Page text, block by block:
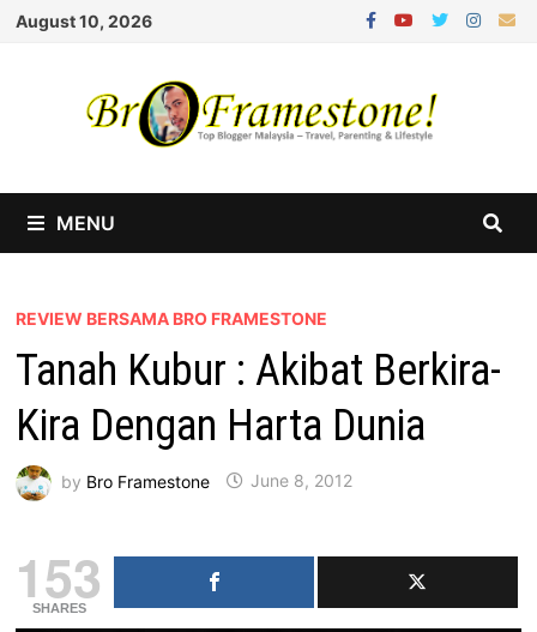
Skip
August 10, 2026
MENU
REVIEW BERSAMA BRO FRAMESTONE
Tanah Kubur : Akibat Berkira-
Kira Dengan Harta Dunia
by Bro Framestone June 8, 2012
153
SHARES